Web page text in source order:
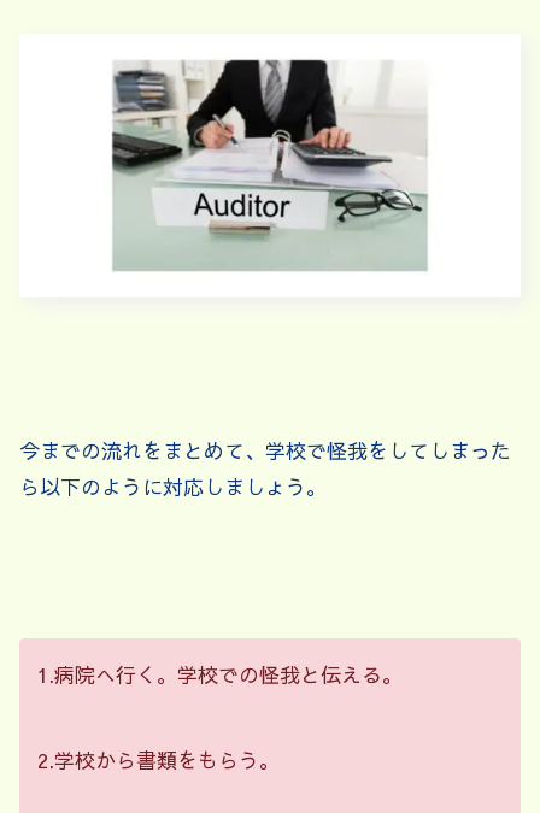
今までの流れをまとめて、学校で怪我をしてしまった
ら以下のように対応しましょう。
1.病院へ行く。学校での怪我と伝える。
2.学校から書類をもらう。